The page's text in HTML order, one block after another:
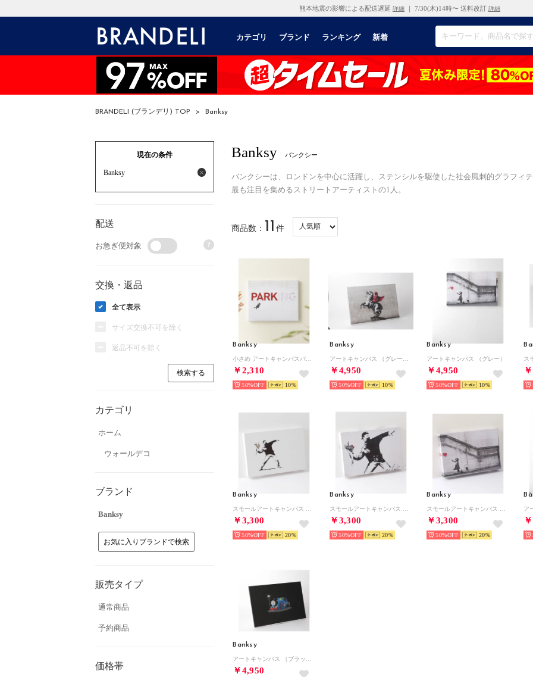
熊本地震の影響による配送遅延 詳細 ｜ 7/30(木)14時〜 送料改訂 詳細
カテゴリ ブランド ランキング 新着
BRANDELI (ブランデリ) TOP > Banksy
現在の条件
Banksy
配送
お急ぎ便対象 ?
交換・返品
全て表示
サイズ交換不可を除く
返品不可を除く
カテゴリ
ホーム
ウォールデコ
ブランド
Banksy
お気に入りブランドで検索
販売タイプ
通常商品
予約商品
価格帯
Banksy バンクシー
バンクシーは、ロンドンを中心に活躍し、ステンシルを駆使した社会風刺的グラフィ
最も注目を集めるストリートアーティストの1人。
商品数： 11 件
Banksy
￥2,310
50% 10
Banksy
￥4,950
50% 10
Banksy
アートキャンバス （グレー）
￥4,950
50% 10
Banksy
￥3,300
50% 20
Banksy
￥3,300
50% 20
Banksy
￥3,300
50% 20
Banksy
￥4,950